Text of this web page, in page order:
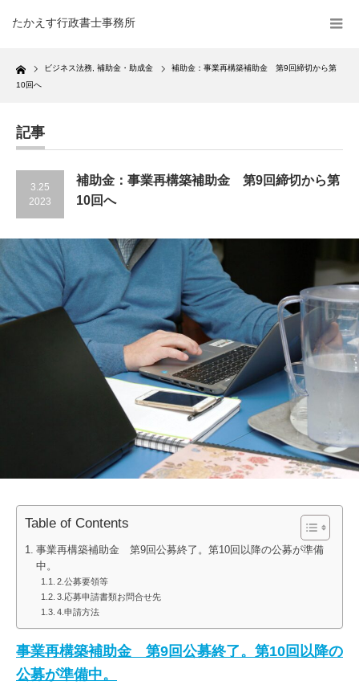
たかえす行政書士事務所
Home ビジネス法務 補助金・助成金
補助金：事業再構築補助金 第9回締切から第
10回へ
記事
3.25
2023
補助金：事業再構築補助金 第9回締切から第
10回へ
Table of Contents
事業再構築補助金 第9回公募終了。第10回以降の公募が準備
中。
2.公募要領等
3.応募申請書類お問合せ先
4.申請方法
事業再構築補助金 第9回公募終了。第10回以降の
公募が準備中。